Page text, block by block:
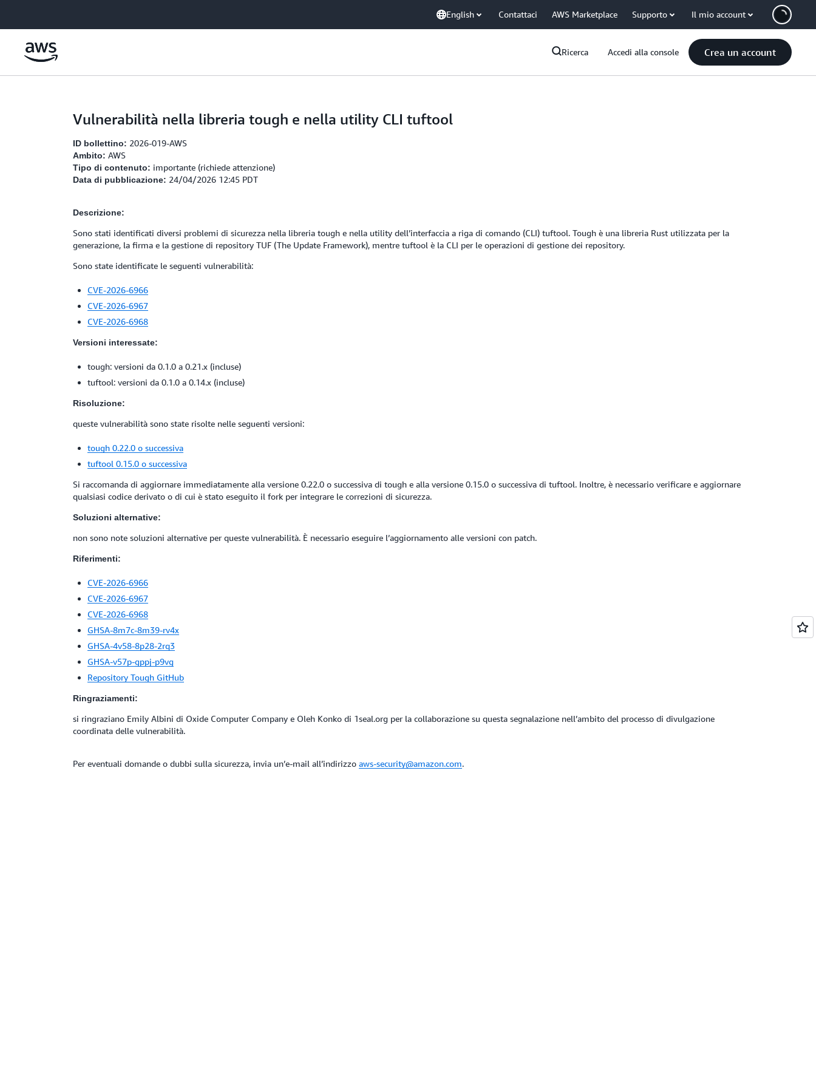
English Contattaci AWS Marketplace Supporto Il mio account
Ricerca Accedi alla console Crea un account
Vulnerabilità nella libreria tough e nella utility CLI tuftool
ID bollettino: 2026-019-AWS
Ambito: AWS
Tipo di contenuto: importante (richiede attenzione)
Data di pubblicazione: 24/04/2026 12:45 PDT
Descrizione:
Sono stati identificati diversi problemi di sicurezza nella libreria tough e nella utility dell’interfaccia a riga di comando (CLI) tuftool. Tough è una libreria Rust utilizzata per la
generazione, la firma e la gestione di repository TUF (The Update Framework), mentre tuftool è la CLI per le operazioni di gestione dei repository.
Sono state identificate le seguenti vulnerabilità:
CVE-2026-6966
CVE-2026-6967
CVE-2026-6968
Versioni interessate:
tough: versioni da 0.1.0 a 0.21.x (incluse)
tuftool: versioni da 0.1.0 a 0.14.x (incluse)
Risoluzione:
queste vulnerabilità sono state risolte nelle seguenti versioni:
tough 0.22.0 o successiva
tuftool 0.15.0 o successiva
Si raccomanda di aggiornare immediatamente alla versione 0.22.0 o successiva di tough e alla versione 0.15.0 o successiva di tuftool. Inoltre, è necessario verificare e aggiornare
qualsiasi codice derivato o di cui è stato eseguito il fork per integrare le correzioni di sicurezza.
Soluzioni alternative:
non sono note soluzioni alternative per queste vulnerabilità. È necessario eseguire l’aggiornamento alle versioni con patch.
Riferimenti:
CVE-2026-6966
CVE-2026-6967
CVE-2026-6968
GHSA-8m7c-8m39-rv4x
GHSA-4v58-8p28-2rq3
GHSA-v57p-gppj-p9vg
Repository Tough GitHub
Ringraziamenti:
si ringraziano Emily Albini di Oxide Computer Company e Oleh Konko di 1seal.org per la collaborazione su questa segnalazione nell’ambito del processo di divulgazione
coordinata delle vulnerabilità.
Per eventuali domande o dubbi sulla sicurezza, invia un’e-mail all’indirizzo aws-security@amazon.com.